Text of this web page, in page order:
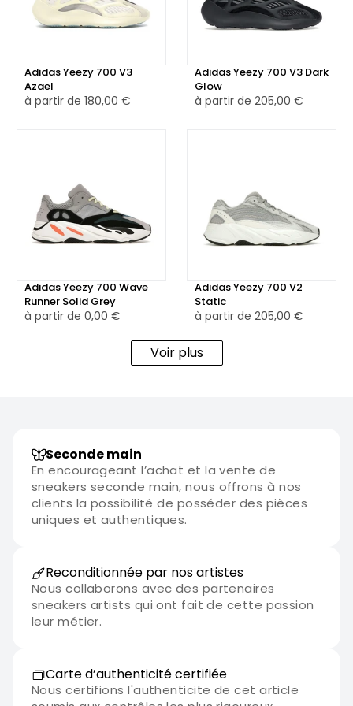
longueur pour un amorti réactif et un confort
sur tout type de surface.
style ni la performance.
Adidas Yeezy 700 V3
Azael
à partir de 180,00 €
Adidas Yeezy 700 V3 Dark
Glow
à partir de 205,00 €
Adidas Yeezy 700 Wave
Runner Solid Grey
à partir de 0,00 €
Adidas Yeezy 700 V2
Static
à partir de 205,00 €
Voir plus
Seconde main
En encourageant l’achat et la vente de
sneakers seconde main, nous offrons à nos
clients la possibilité de posséder des pièces
uniques et authentiques.
Reconditionnée par nos artistes
Nous collaborons avec des partenaires
sneakers artists qui ont fait de cette passion
leur métier.
Carte d’authenticité certifiée
Nous certifions l'authenticite de cet article